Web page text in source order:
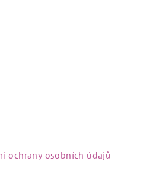
ochrany osobních údajů